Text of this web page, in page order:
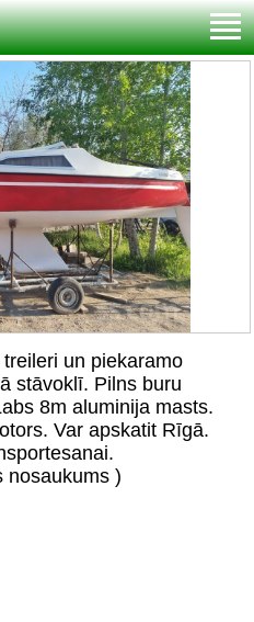
un piekaramo
stāvoklī. Pilns buru
8m aluminija masts.
Var apskatit Rīgā.
nosaukums )